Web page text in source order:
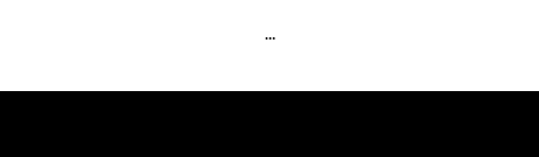
...